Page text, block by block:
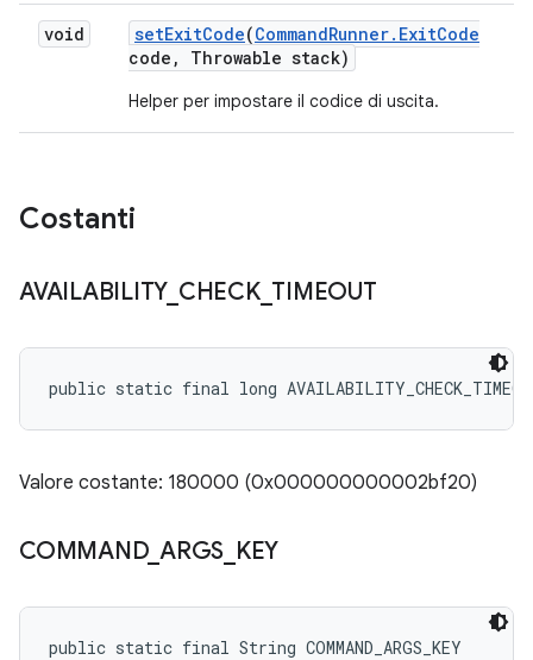
void setExitCode(CommandRunner. ExitCode
code , Throwable stack)
Helper per impostare il codice di uscita.
Costanti
AVAILABILITY_ CHECK_ TIMEOUT
public static final long
Valore costante: 180000 (0x000000000002bf20)
COMMAND_ ARGS KEY
public static final String COMMAND_ARGS_KEY